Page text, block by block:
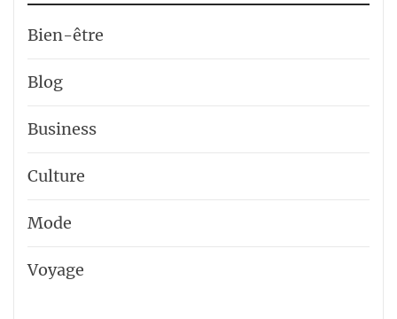
Bien-être
Blog
Business
Culture
Mode
Voyage